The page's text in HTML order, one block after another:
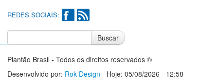
REDES SOCIAIS:
Buscar
Plantão Brasil - Todos os direitos reservados ®
Desenvolvido por: Rok Design - Hoje: 05/08/2026 - 12:58